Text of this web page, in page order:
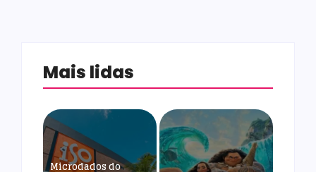
Mais lidas
Microdados do